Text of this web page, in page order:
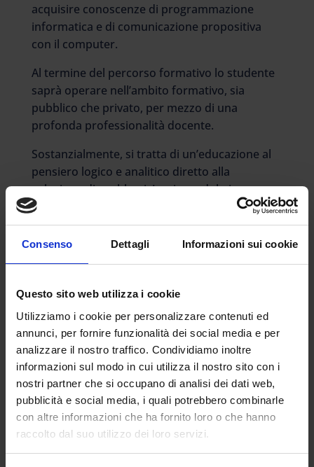
Consenso Dettagli Informazioni sui cookie
Questo sito web utilizza i cookie
Utilizziamo i cookie per personalizzare contenuti ed
annunci, per fornire funzionalità dei social media e per
analizzare il nostro traffico. Condividiamo inoltre
informazioni sul modo in cui utilizza il nostro sito con i
nostri partner che si occupano di analisi dei dati web,
pubblicità e social media, i quali potrebbero combinarle
con altre informazioni che ha fornito loro o che hanno
raccolto dal suo utilizzo dei loro servizi.
acquisire conoscenze di programmazione
informatica e di comunicazione propositiva
con il computer.
Al termine del percorso formativo lo studente
saprà operare nell’ambito formativo, sia
pubblico che privato, per mezzo di una
profonda professionalità docente.
Sostanzialmente, si tratta di un’educazione al
pensiero logico e analitico diretto alla
soluzione di problemi. Impiegandolo in
contesti di gioco educativo (es. la robotica),
dispiega al meglio le proprie potenzialità,
perché l’alunno ne constata immediatamente
Ciò contribuisce alla costruzione delle
tecnologiche, ma anche allo spirito di iniziativa,
nonché all’affinamento delle competenze
linguistiche.
Nei contesti attuali, in cui la tecnologia
dell’informazione è così pervasiva, la
padronanza del coding e del pensiero
computazionale possono aiutare le persone a
governare le macchine e a comprenderne